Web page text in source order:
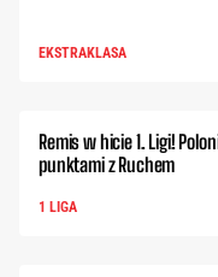
EKSTRAKLASA
Remis w hicie 1. Ligi!
punktami z Ruchem
1 LIGA